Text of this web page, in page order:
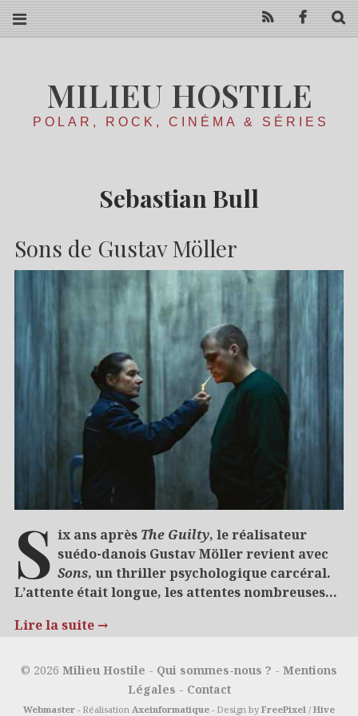
MILIEU HOSTILE
POLAR, ROCK, CINÉMA & SÉRIES
Sebastian Bull
Sons de Gustav Möller
S ix ans après The Guilty, le réalisateur
suédo-danois Gustav Möller revient avec
Sons, un thriller psychologique carcéral.
L’attente était longue, les attentes nombreuses…
Lire la suite →
16/07/2024 Cinéma et séries
© 2026 Milieu Hostile - Qui sommes-nous ? - Mentions
Légales - Contact
Webmaster - Réalisation Axeinformatique - Design by FreePixel / Hive
RSS